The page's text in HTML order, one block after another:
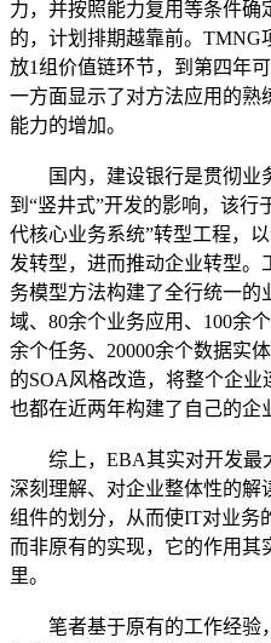
力，并按照能力复用等条件确
的，计划排期越靠前。TMNG
放1组价值链环节，到第四年
一方面显示了对方法应用的熟
能力的增加。
国内，建设银行是贯彻业
到“竖井式”开发的影响，该行
代核心业务系统”转型工程，
发转型，进而推动企业转型。
务模型方法构建了全行统一的
域、80余个业务应用、100余
余个任务、20000余个数据实
的SOA风格改造，将整个企
也都在近两年构建了自己的企
综上，EBA其实对开发最
深刻理解、对企业整体性的解
组件的划分，从而使IT对业务
而非原有的实现，它的作用其
里。
笔者基于原有的工作经验